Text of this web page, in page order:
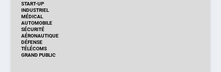
START-UP
INDUSTRIEL
MÉDICAL
AUTOMOBILE
SÉCURITÉ
AÉRONAUTIQUE
DÉFENSE
TÉLÉCOMS
GRAND PUBLIC